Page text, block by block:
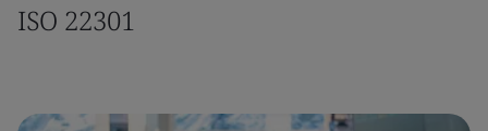
ISO 22301